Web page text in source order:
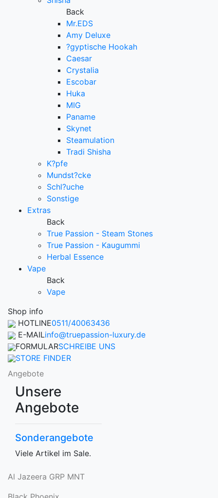
Back
Mr.EDS
Amy Deluxe
?gyptische Hookah
Caesar
Crystalia
Escobar
Huka
MIG
Paname
Skynet
Steamulation
Tradi Shisha
K?pfe
Mundst?cke
Schl?uche
Sonstige
Extras
Back
True Passion - Steam Stones
True Passion - Kaugummi
Herbal Essence
Vape
Back
Vape
Shop info
HOTLINE0511/40063436
E-MAILinfo@truepassion-luxury.de
FORMULARSCHREIBE UNS
STORE FINDER
Angebote
Unsere
Angebote
Sonderangebote
Viele Artikel im Sale.
Al Jazeera GRP MNT